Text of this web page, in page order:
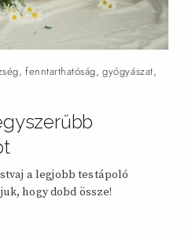
,fenntarthatóság,gyógyászat,
a legjobb testápoló
hogy dobdössze!